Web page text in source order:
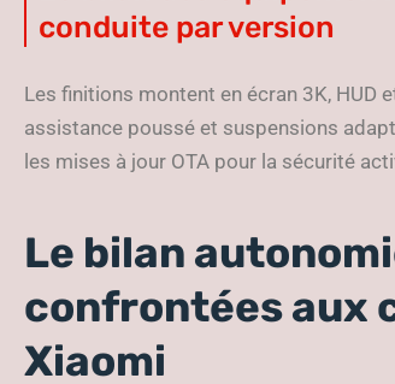
conduite par version
Les finitions montent en écran 3K, HUD
assistance poussé et suspensions
les mises à jour OTA pour la sécurité
Le bilan
confrontées aux
Xiaomi